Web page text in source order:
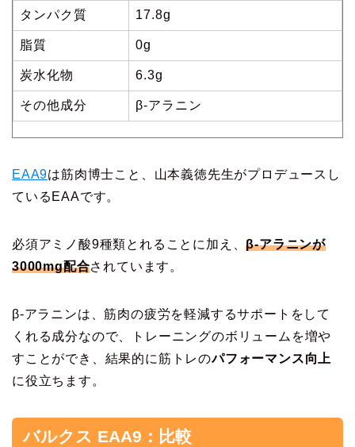
タンパク質 17.8g
脂質 0g
炭水化物 6.3g
その他成分 β-アラニン
EAA9は筋肉博士こと、山本義徳先生がプロデュースし
ているEAAです。
必須アミノ酸9種類とれることに加え、β-アラニンが
3000mg配合されています。
β-アラニンは、筋肉の疲労を軽減するサポートをして
くれる成分なので、トレーニングのボリュームを増や
すことができ、 結果的に筋トレのパフォーマンス向上
に役立ちます 。
バルクス EAA9：比較